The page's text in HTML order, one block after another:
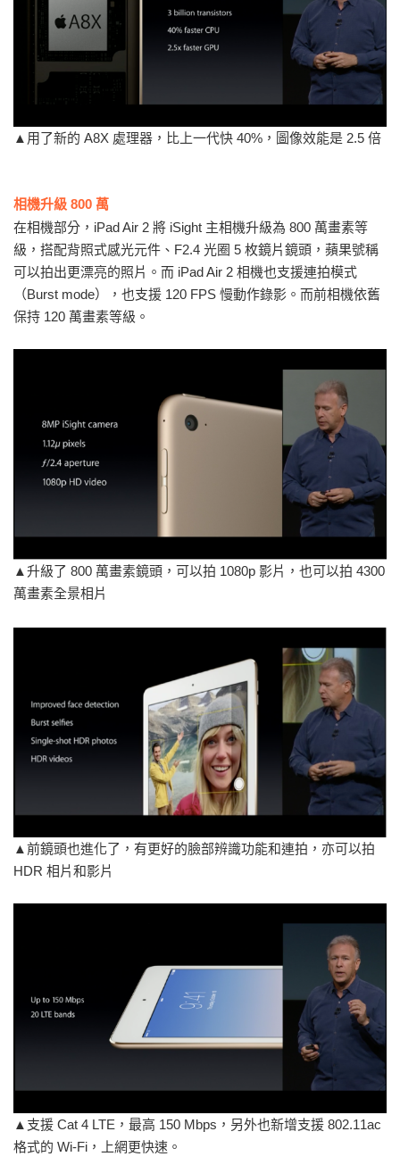
▲用了新的 A8X 處理器，比上一代快 40%，圖像效能是 2.5 倍
相機升級 800 萬
在相機部分，iPad Air 2 將 iSight 主相機升級為 800 萬畫素等
級，搭配背照式感光元件、F2.4 光圈 5 枚鏡片鏡頭，蘋果號稱
可以拍出更漂亮的照片。而 iPad Air 2 相機也支援連拍模式
（Burst mode），也支援 120 FPS 慢動作錄影。而前相機依舊
保持 120 萬畫素等級。
▲升級了 800 萬畫素鏡頭，可以拍 1080p 影片，也可以拍 4300
萬畫素全景相片
▲前鏡頭也進化了，有更好的臉部辨識功能和連拍，亦可以拍
HDR 相片和影片
▲支援 Cat 4 LTE，最高 150 Mbps，另外也新增支援 802.11ac
格式的 Wi-Fi，上網更快速。